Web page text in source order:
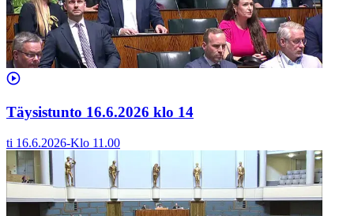
Täysistunto 16.6.2026 klo 14
ti 16.6.2026-Klo 11.00